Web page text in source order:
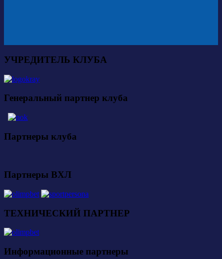
УЧРЕДИТЕЛЬ КЛУБА
Генеральный партнер клуба
Партнеры клуба
Партнеры ВХЛ
ТЕХНИЧЕСКИЙ ПАРТНЕР
Информационные партнеры